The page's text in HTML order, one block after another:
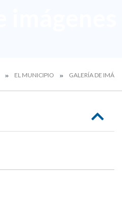
EL MUNICIPIO GALERÍA DE